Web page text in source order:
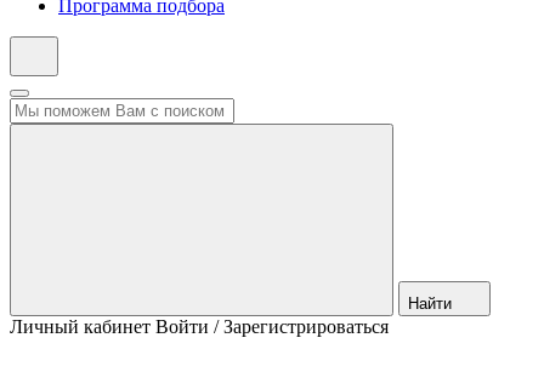
Программа подбора
Найти
Личный кабинет Войти / Зарегистрироваться